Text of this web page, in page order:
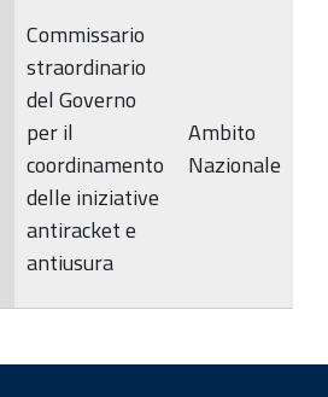
Commissario
straordinario
del Governo
per il
coordinamento
delle iniziative
antiracket e
antiusura
Ambito
Nazionale